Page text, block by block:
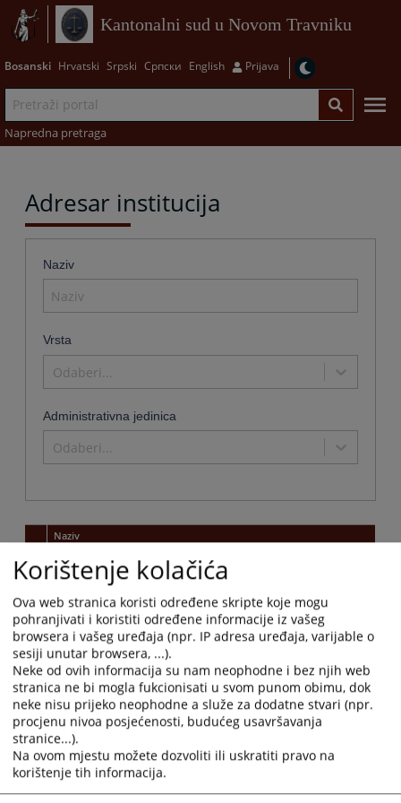
Kantonalni sud u Novom Travniku
Bosanski Hrvatski Srpski Српски English Prijava
Napredna pretraga
Adresar institucija
Naziv
Vrsta
Odaberi...
Administrativna jedinica
Odaberi...
Naziv
Kantonalni sud u Novom Travniku
Kantonalni sud u Novom Travniku
Adresa:
Kralja Tvrtka bb, 72290 Novi Travnik
Telefon:
030 791 500 - centrala
Telefaks:
030 508 751
Web stranica:
https://ksud-novitravnik.pravosudje.ba/
Radno vrijeme:
07:30-16:00 sati
Predsjednik:
Davor Kelava
Druga kontakt osoba:
Potvrde
koje se
mogu
Na zahtjev stranaka Sud izdaje potvrde i uvjerenja o
činjenicama o kojima vodi službenu evidenciju sukladno Zakonu
o upravnom postupku, Zakonu o kaznenom postupku, Zakonu o
slobodi pristupa informacijama i dr. Tražene potvrde stranke
Korištenje kolačića
Ova web stranica koristi određene skripte koje mogu
pohranjivati i koristiti određene informacije iz vašeg
browsera i vašeg uređaja (npr. IP adresa uređaja, varijable o
sesiji unutar browsera, ...).
Neke od ovih informacija su nam neophodne i bez njih web
stranica ne bi mogla fukcionisati u svom punom obimu, dok
neke nisu prijeko neophodne a služe za dodatne stvari (npr.
procjenu nivoa posjećenosti, budućeg usavršavanja
stranice...).
Na ovom mjestu možete dozvoliti ili uskratiti pravo na
korištenje tih informacija.